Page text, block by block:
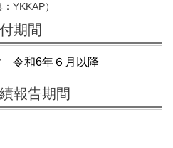
：YKKAP）
期間
令和6年６月以降
報告期間